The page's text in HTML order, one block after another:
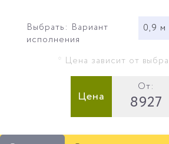
Выбрать: Вариант
исполнения
0,9 м
* Цена зависит от
Цена
От:
8927